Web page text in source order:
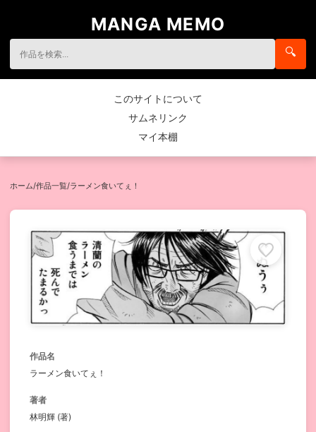
MANGA MEMO
🔍
このサイトについて
サムネリンク
マイ本棚
ホーム/作品一覧/ラーメン食いてぇ！
作品名
ラーメン食いてぇ！
著者
林明輝 (著)